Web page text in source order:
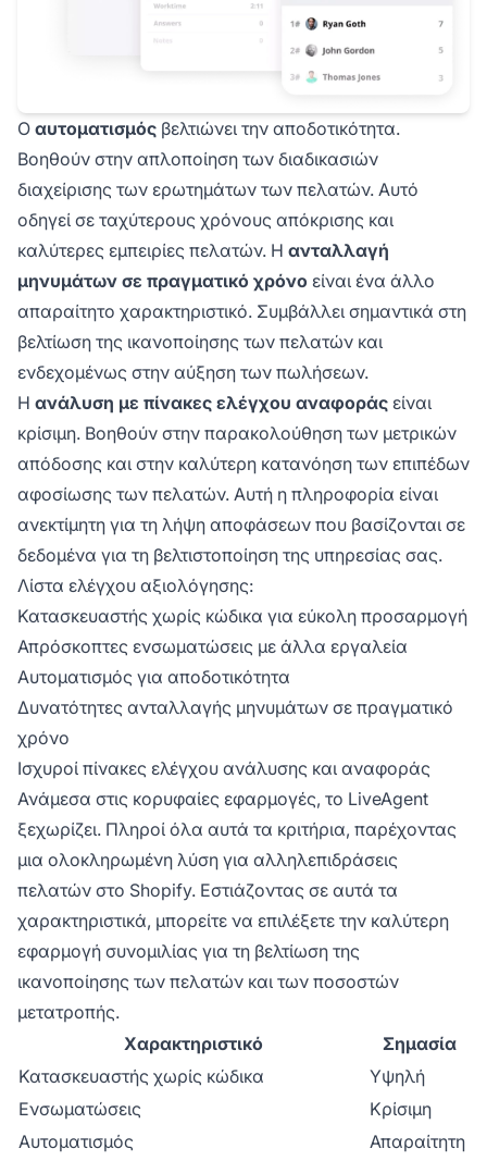
Ο αυτοματισμός βελτιώνει την αποδοτικότητα.
Βοηθούν στην απλοποίηση των διαδικασιών
διαχείρισης των ερωτημάτων των πελατών. Αυτό
οδηγεί σε ταχύτερους χρόνους απόκρισης και
καλύτερες εμπειρίες πελατών. Η ανταλλαγή
μηνυμάτων σε πραγματικό χρόνο είναι ένα άλλο
απαραίτητο χαρακτηριστικό. Συμβάλλει σημαντικά στη
βελτίωση της ικανοποίησης των πελατών και
ενδεχομένως στην αύξηση των πωλήσεων.
Η ανάλυση με πίνακες ελέγχου αναφοράς είναι
κρίσιμη. Βοηθούν στην παρακολούθηση των μετρικών
απόδοσης και στην καλύτερη κατανόηση των επιπέδων
αφοσίωσης των πελατών. Αυτή η πληροφορία είναι
ανεκτίμητη για τη λήψη αποφάσεων που βασίζονται σε
δεδομένα για τη βελτιστοποίηση της υπηρεσίας σας.
Λίστα ελέγχου αξιολόγησης:
Κατασκευαστής χωρίς κώδικα για εύκολη προσαρμογή
Απρόσκοπτες ενσωματώσεις με άλλα εργαλεία
Αυτοματισμός για αποδοτικότητα
Δυνατότητες ανταλλαγής μηνυμάτων σε πραγματικό
χρόνο
Ισχυροί πίνακες ελέγχου ανάλυσης και αναφοράς
Ανάμεσα στις κορυφαίες εφαρμογές, το LiveAgent
ξεχωρίζει. Πληροί όλα αυτά τα κριτήρια, παρέχοντας
μια ολοκληρωμένη λύση για αλληλεπιδράσεις
πελατών στο Shopify. Εστιάζοντας σε αυτά τα
χαρακτηριστικά, μπορείτε να επιλέξετε την καλύτερη
εφαρμογή συνομιλίας για τη βελτίωση της
ικανοποίησης των πελατών και των ποσοστών
μετατροπής.
Χαρακτηριστικό
Σημασία
Κατασκευαστής χωρίς κώδικα
Υψηλή
Ενσωματώσεις
Κρίσιμη
Αυτοματισμός
Απαραίτητη